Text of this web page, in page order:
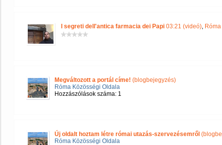
I segreti dell'antica farmacia dei Papi 03:21 (videó),
Megváltozott a portál címe! (blogbejegyzés)
Róma Közösségi Oldala
Hozzászólások száma: 1
Új oldalt hoztam létre római utazás-szervezésemről
Róma Közösségi Oldala